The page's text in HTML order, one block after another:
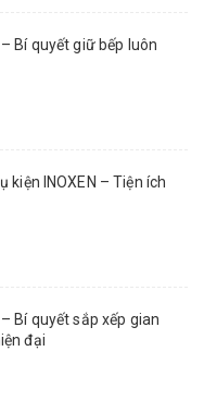
Bí quyết giữ bếp luôn
kiện INOXEN – Tiện ích
Bí quyết sắp xếp gian
đại